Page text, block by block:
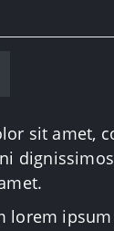
sit amet,
lorem